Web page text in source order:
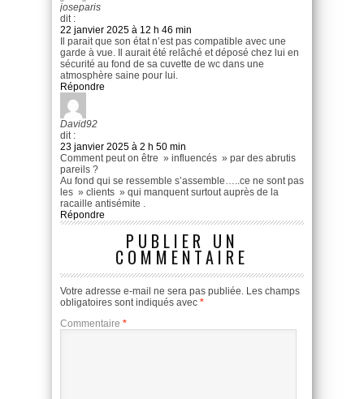
joseparis
dit :
22 janvier 2025 à 12 h 46 min
Il parait que son état n’est pas compatible avec une
garde à vue. Il aurait été relâché et déposé chez lui en
sécurité au fond de sa cuvette de wc dans une
atmosphère saine pour lui.
Répondre
David92
dit :
23 janvier 2025 à 2 h 50 min
Comment peut on être » influencés » par des abrutis
pareils ?
Au fond qui se ressemble s’assemble…..ce ne sont pas
les » clients » qui manquent surtout auprès de la
racaille antisémite .
Répondre
PUBLIER UN
COMMENTAIRE
Votre adresse e-mail ne sera pas publiée. Les champs
obligatoires sont indiqués avec *
Commentaire *